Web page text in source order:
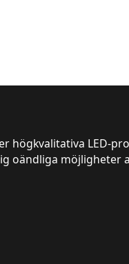
högkvalitativa LED-
oändliga